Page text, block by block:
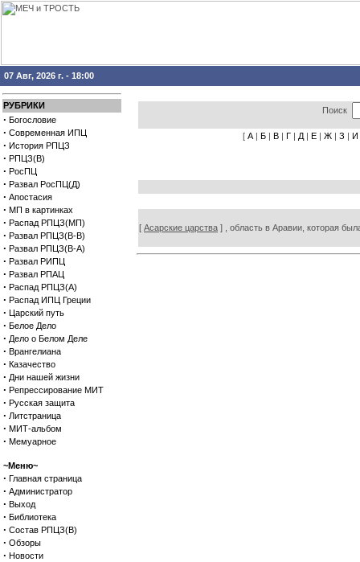
07 Авг, 2026 г. - 18:00
РУБРИКИ
· Богословие
· Современная ИПЦ
· История РПЦЗ
· РПЦЗ(В)
· РосПЦ
· Развал РосПЦ(Д)
· Апостасия
· МП в картинках
· Распад РПЦЗ(МП)
· Развал РПЦЗ(В-В)
· Развал РПЦЗ(В-А)
· Развал РИПЦ
· Развал РПАЦ
· Распад РПЦЗ(А)
· Распад ИПЦ Греции
· Царский путь
· Белое Дело
· Дело о Белом Деле
· Врангелиана
· Казачество
· Дни нашей жизни
· Репрессирование МИТ
· Русская защита
· Литстраница
· МИТ-альбом
· Мемуарное
~Меню~
· Главная страница
· Администратор
· Выход
· Библиотека
· Состав РПЦЗ(В)
· Обзоры
· Новости
Поиск
[ А | Б | В | Г | Д | Е | Ж | З | И
[ Асарские царства ] , область в Аравии, которая